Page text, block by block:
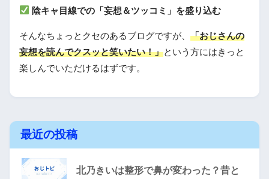
陰キャ目線での「妄想＆ツッコミ」を盛り込む
そんなちょっとクセのあるブログですが、 「おじさんの
妄想を読んでクスッと笑いたい！」という方にはきっと
楽しんでいただけるはずです。
最近の投稿
北乃きいは整形で鼻が変わった？昔と